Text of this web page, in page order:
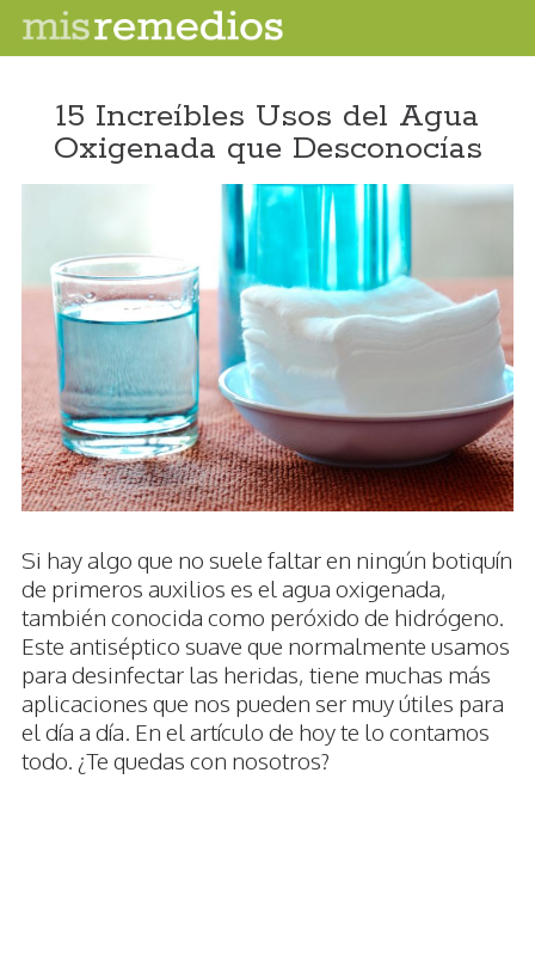
15 Increíbles Usos del Agua
Oxigenada que Desconocías
Si hay algo que no suele faltar en ningún botiquín
de primeros auxilios es el agua oxigenada,
también conocida como peróxido de hidrógeno.
Este antiséptico suave que normalmente usamos
para desinfectar las heridas, tiene muchas más
aplicaciones que nos pueden ser muy útiles para
el día a día. En el artículo de hoy te lo contamos
todo. ¿Te quedas con nosotros?